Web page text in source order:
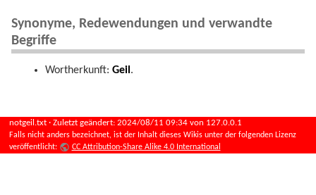
Synonyme, Redewendungen und verwandte
Begriffe
Wortherkunft: Geil .
notgeil.txt · Zuletzt geändert: 2024/08/11 09:34 von 127.0.0.1
Falls nicht anders bezeichnet, ist der Inhalt dieses Wikis unter der folgenden Lizenz
veröffentlicht:
CC Attribution-Share Alike 4.0 International